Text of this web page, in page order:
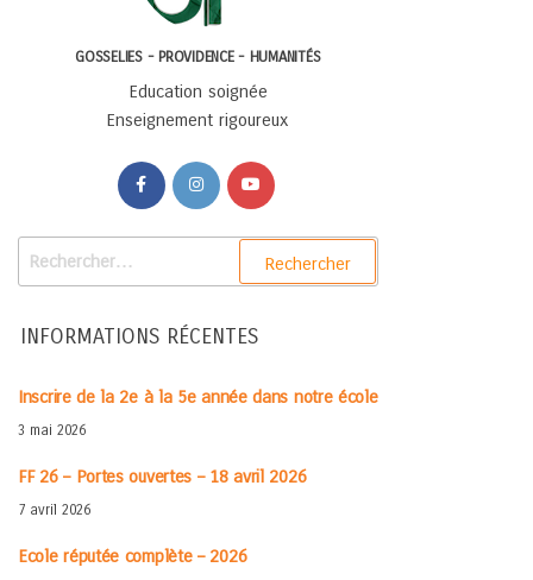
GOSSELIES - PROVIDENCE - HUMANITÉS
Education soignée
Enseignement rigoureux
INFORMATIONS RÉCENTES
Inscrire de la 2e à la 5e année dans notre école
3 mai 2026
FF 26 – Portes ouvertes – 18 avril 2026
7 avril 2026
Ecole réputée complète – 2026